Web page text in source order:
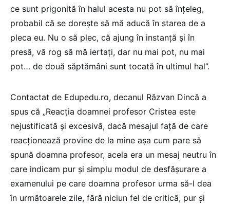
ce sunt prigonită în halul acesta nu pot să înțeleg,
probabil că se dorește să mă aducă în starea de a
pleca eu. Nu o să plec, că ajung în instanță și în
presă, vă rog să mă iertați, dar nu mai pot, nu mai
pot… de două săptămâni sunt tocată în ultimul hal”.
Contactat de Edupedu.ro, decanul Răzvan Dincă a
spus că „Reacția doamnei profesor Cristea este
nejustificată și excesivă, dacă mesajul față de care
reacționează provine de la mine așa cum pare să
spună doamna profesor, acela era un mesaj neutru în
care indicam pur și simplu modul de desfășurare a
examenului pe care doamna profesor urma să-l dea
în următoarele zile, fără niciun fel de critică, pur și